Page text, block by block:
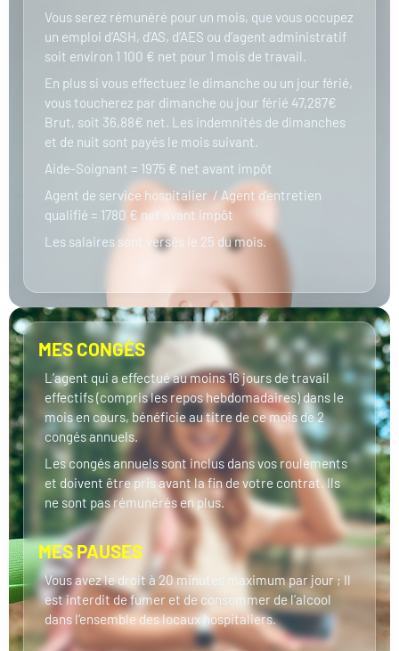
Vous serez rémunéré pour un mois, que vous occupez
un emploi d’ASH, d’AS, d’AES ou d’agent administratif
soit environ 1 100 € net pour 1 mois de travail.
En plus si vous effectuez le dimanche ou un jour férié,
vous toucherez par dimanche ou jour férié 47,287€
Brut, soit 36,88€ net. Les indemnités de dimanches
et de nuit sont payés le mois suivant.
Aide-Soignant = 1975 € net avant impôt
Agent de service hospitalier / Agent d’entretien
qualifié = 1780 € net avant impôt
Les salaires sont versés le 25 du mois.
MES CONGÉS
L’agent qui a effectué au moins 16 jours de travail
effectifs (compris les repos hebdomadaires) dans le
mois en cours, bénéficie au titre de ce mois de 2
congés annuels.
Les congés annuels sont inclus dans vos roulements
et doivent être pris avant la fin de votre contrat. Ils
ne sont pas rémunérés en plus.
MES PAUSES
Vous avez le droit à 20 minutes maximum par jour ; Il
est interdit de fumer et de consommer de l’alcool
dans l’ensemble des locaux hospitaliers.